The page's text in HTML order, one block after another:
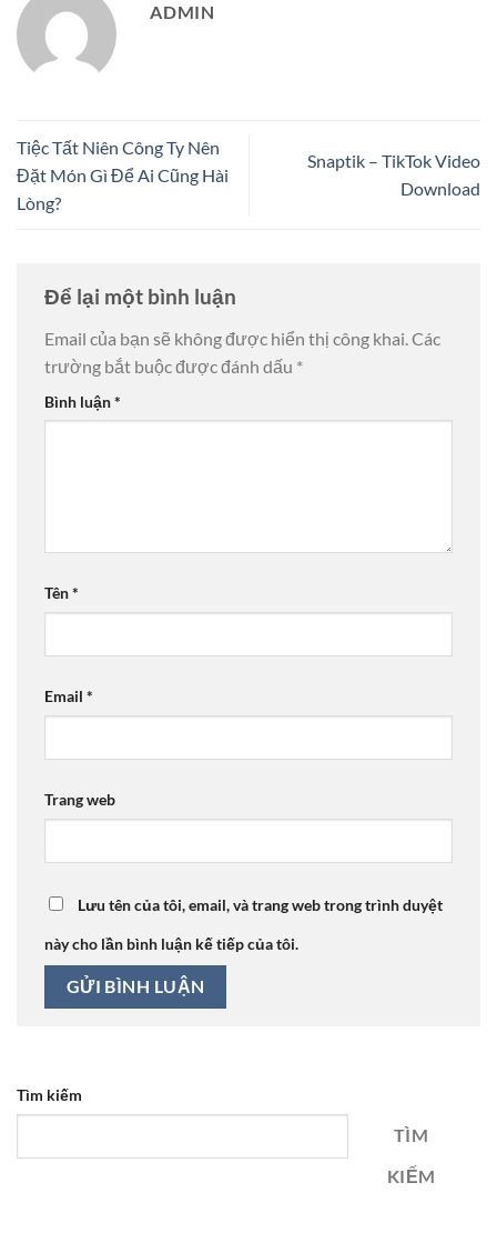
ADMIN
Tiệc Tất Niên Công Ty Nên
Đặt Món Gì Để Ai Cũng Hài
Lòng?
Snaptik – TikTok Video
Download
Để lại một bình luận
Email của bạn sẽ không được hiển thị công khai. Các
trường bắt buộc được đánh dấu *
Bình luận*
Tên*
Email *
Trang web
Lưu tên của tôi, email, và trang web trong trình duyệt
này cho lần bình luận kế tiếp của tôi.
Tìm kiếm
TÌM
KIẾM